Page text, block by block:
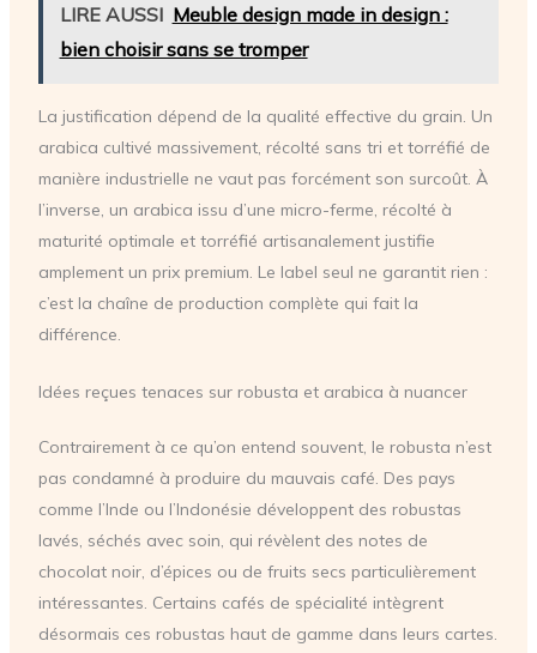
LIRE AUSSI Meuble design made in design :
bien choisir sans se tromper
La justification dépend de la qualité effective du grain. Un
arabica cultivé massivement, récolté sans tri et torréfié de
manière industrielle ne vaut pas forcément son surcoût. À
l’inverse, un arabica issu d’une micro-ferme, récolté à
maturité optimale et torréfié artisanalement justifie
amplement un prix premium. Le label seul ne garantit rien :
c’est la chaîne de production complète qui fait la
différence.
Idées reçues tenaces sur robusta et arabica à nuancer
Contrairement à ce qu’on entend souvent, le robusta n’est
pas condamné à produire du mauvais café. Des pays
comme l’Inde ou l’Indonésie développent des robustas
lavés, séchés avec soin, qui révèlent des notes de
chocolat noir, d’épices ou de fruits secs particulièrement
intéressantes. Certains cafés de spécialité intègrent
désormais ces robustas haut de gamme dans leurs cartes.